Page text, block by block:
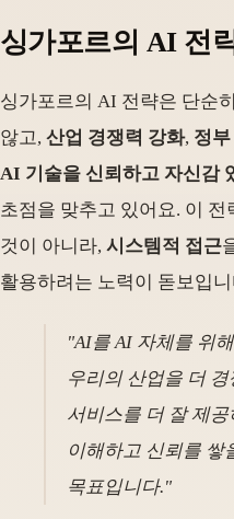
싱가포르의 AI 전
싱가포르의 AI 전략은 단순
않고, 산업 경쟁력 강화, 정
AI 기술을 신뢰하고 자신감
초점을 맞추고 있어요. 이
것이 아니라, 시스템적 접근
활용하려는 노력이 돋보입니
"AI를 AI 자체를 위
우리의 산업을 더
서비스를 더 잘 제
이해하고 신뢰를 쌓
목표입니다."